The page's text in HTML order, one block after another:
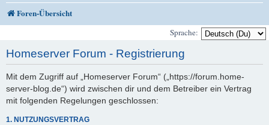
Foren-Übersicht
Sprache:
Homeserver Forum - Registrierung
Mit dem Zugriff auf „Homeserver Forum“ („https://forum.home-
server-blog.de“) wird zwischen dir und dem Betreiber ein Vertrag
mit folgenden Regelungen geschlossen:
1. NUTZUNGSVERTRAG